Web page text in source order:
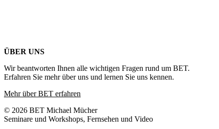
ÜBER UNS
Wir beantworten Ihnen alle wichtigen Fragen rund um BET.
Erfahren Sie mehr über uns und lernen Sie uns kennen.
Mehr über BET erfahren
© 2026 BET Michael Mücher
Seminare und Workshops, Fernsehen und Video